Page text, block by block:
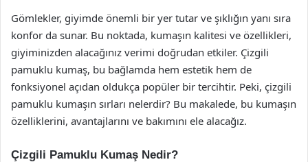
Gömlekler, giyimde önemli bir yer tutar ve şıklığın yanı sıra
konfor da sunar. Bu noktada, kumaşın kalitesi ve özellikleri,
giyiminizden alacağınız verimi doğrudan etkiler. Çizgili
pamuklu kumaş, bu bağlamda hem estetik hem de
fonksiyonel açıdan oldukça popüler bir tercihtir. Peki, çizgili
pamuklu kumaşın sırları nelerdir? Bu makalede, bu kumaşın
özelliklerini, avantajlarını ve bakımını ele alacağız.
Çizgili Pamuklu Kumaş Nedir?